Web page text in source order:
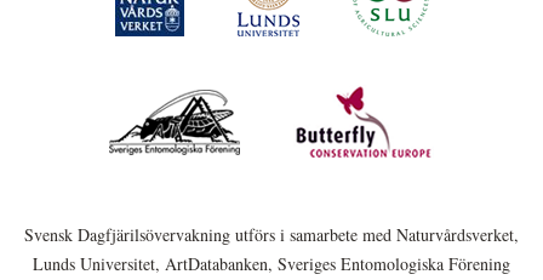
Svensk Dagfjärilsövervakning utförs i samarbete med Naturvårdsverket,
Lunds Universitet, ArtDatabanken, Sveriges Entomologiska Förening